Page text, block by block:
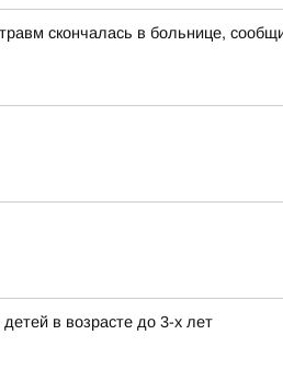
скончалась в больнице,
в возрасте до 3-х лет